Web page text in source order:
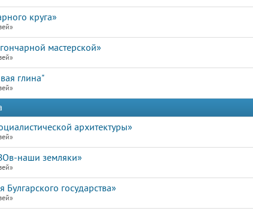
круга»
мастерской»
глина"
архитектуры»
наши земляки»
государства»